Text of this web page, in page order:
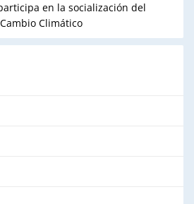
en la socialización del
Climático